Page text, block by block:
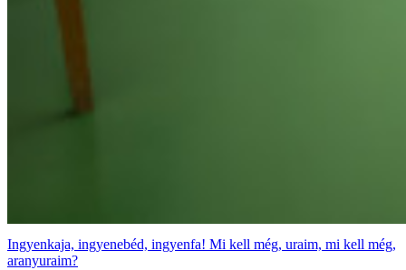
Ingyenkaja, ingyenebéd, ingyenfa! Mi kell még, uraim, mi kell még,
aranyuraim?